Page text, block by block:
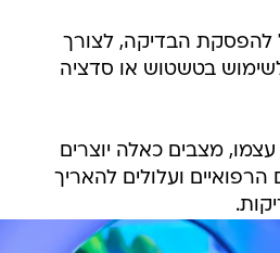
להפסקת הבדיקה, לצורך
בטשטוש או סדציה
מצבים כאלה יוצרים
ועלולים להאריך